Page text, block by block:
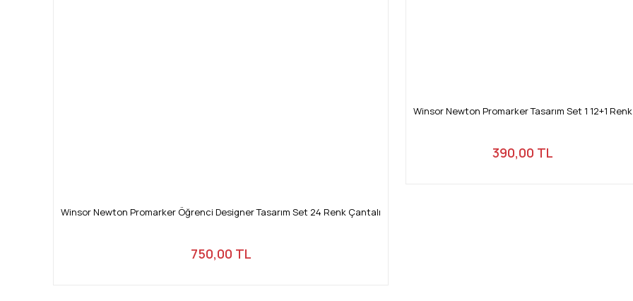
Winsor Newton Promarker Öğrenci Designer Tasarım Set 24 Renk Çantalı
750,00 TL
Winsor Newton Promarker Tasarım Set 1 12+1 Renk
390,00 TL